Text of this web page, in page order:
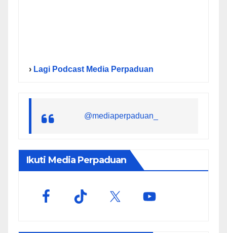
› Lagi Podcast Media Perpaduan
@mediaperpaduan_
Ikuti Media Perpaduan